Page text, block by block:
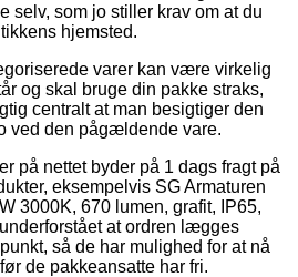
selv, som jo stiller krav om at du
hjemsted.
varer kan være virkelig
og skal bruge din pakke straks,
centralt at man besigtiger den
ved den pågældende vare.
på nettet byder på 1 dags fragt på
eksempelvis SG Armaturen
3000K, 670 lumen, grafit, IP65,
at ordren lægges
så de har mulighed for at nå
de pakkeansatte har fri.